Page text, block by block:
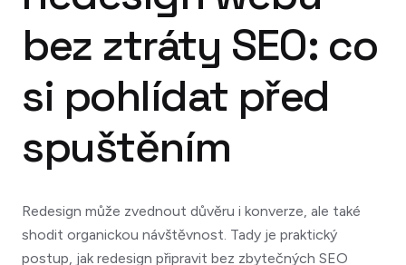
bez ztráty SEO: co
si pohlídat před
spuštěním
Redesign může zvednout důvěru i konverze, ale také
shodit organickou návštěvnost. Tady je praktický
postup, jak redesign připravit bez zbytečných SEO